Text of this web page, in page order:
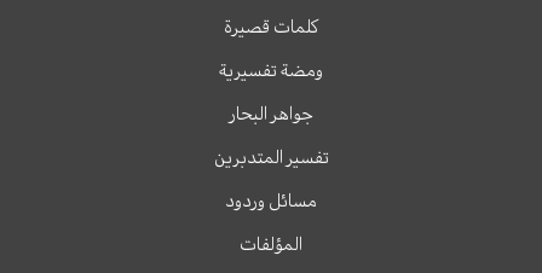
كلمات قصيرة
ومضة تفسيرية
جواهر البحار
تفسير المتدبرين
مسائل وردود
المؤلفات